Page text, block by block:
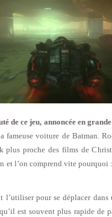
de ce jeu, annoncée en
fameuse voiture de Batman.
plus proche des films de
et l’on comprend vite pourquoi :
l’utiliser pour se déplacer dans
est souvent plus rapide de